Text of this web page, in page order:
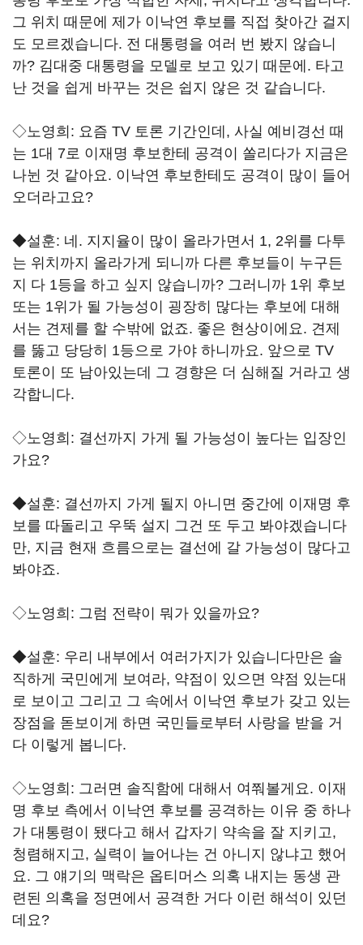
그 위치 때문에 제가 이낙연 후보를 직접 찾아간 걸지
도 모르겠습니다. 전 대통령을 여러 번 봤지 않습니
까? 김대중 대통령을 모델로 보고 있기 때문에. 타고
난 것을 쉽게 바꾸는 것은 쉽지 않은 것 같습니다.
◇노영희: 요즘 TV 토론 기간인데, 사실 예비경선 때
는 1대 7로 이재명 후보한테 공격이 쏠리다가 지금은
나뉜 것 같아요. 이낙연 후보한테도 공격이 많이 들어
오더라고요?
◆설훈: 네. 지지율이 많이 올라가면서 1, 2위를 다투
는 위치까지 올라가게 되니까 다른 후보들이 누구든
지 다 1등을 하고 싶지 않습니까? 그러니까 1위 후보
또는 1위가 될 가능성이 굉장히 많다는 후보에 대해
서는 견제를 할 수밖에 없죠. 좋은 현상이에요. 견제
를 뚫고 당당히 1등으로 가야 하니까요. 앞으로 TV
토론이 또 남아있는데 그 경향은 더 심해질 거라고 생
각합니다.
◇노영희: 결선까지 가게 될 가능성이 높다는 입장인
가요?
◆설훈: 결선까지 가게 될지 아니면 중간에 이재명 후
보를 따돌리고 우뚝 설지 그건 또 두고 봐야겠습니다
만, 지금 현재 흐름으로는 결선에 갈 가능성이 많다고
봐야죠.
◇노영희: 그럼 전략이 뭐가 있을까요?
◆설훈: 우리 내부에서 여러가지가 있습니다만은 솔
직하게 국민에게 보여라, 약점이 있으면 약점 있는대
로 보이고 그리고 그 속에서 이낙연 후보가 갖고 있는
장점을 돋보이게 하면 국민들로부터 사랑을 받을 거
다 이렇게 봅니다.
◇노영희: 그러면 솔직함에 대해서 여쭤볼게요. 이재
명 후보 측에서 이낙연 후보를 공격하는 이유 중 하나
가 대통령이 됐다고 해서 갑자기 약속을 잘 지키고,
청렴해지고, 실력이 늘어나는 건 아니지 않냐고 했어
요. 그 얘기의 맥락은 옵티머스 의혹 내지는 동생 관
련된 의혹을 정면에서 공격한 거다 이런 해석이 있던
데요?